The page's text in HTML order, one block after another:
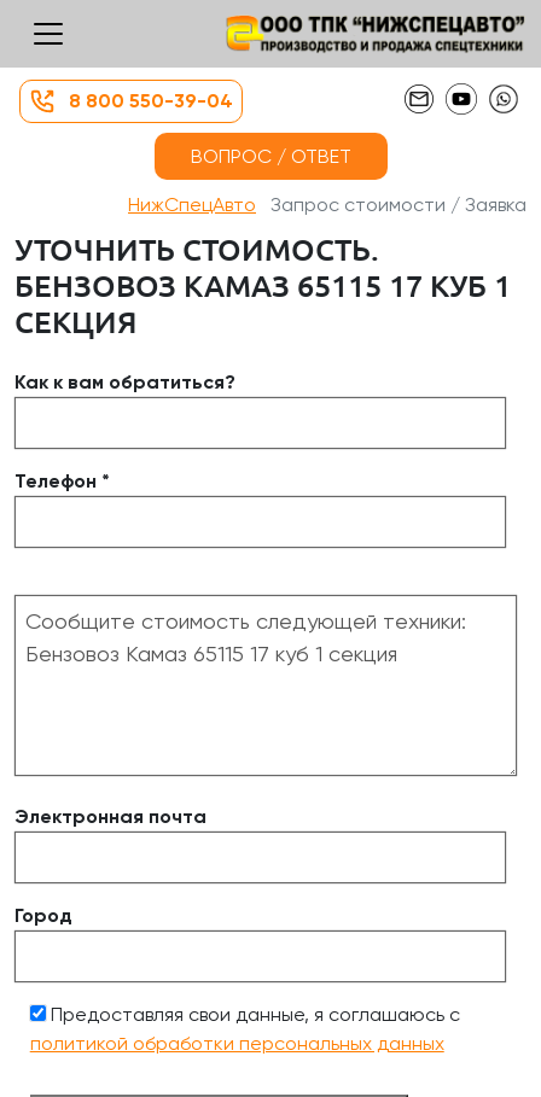
8 800 550-39-04
ВОПРОС / ОТВЕТ
НижСпецАвто Запрос стоимости / Заявка
УТОЧНИТЬ СТОИМОСТЬ.
БЕНЗОВОЗ КАМАЗ 65115 17 КУБ 1
СЕКЦИЯ
Как к вам обратиться?
Телефон *
Электронная почта
Город
Предоставляя свои данные, я соглашаюсь с
политикой обработки персональных данных